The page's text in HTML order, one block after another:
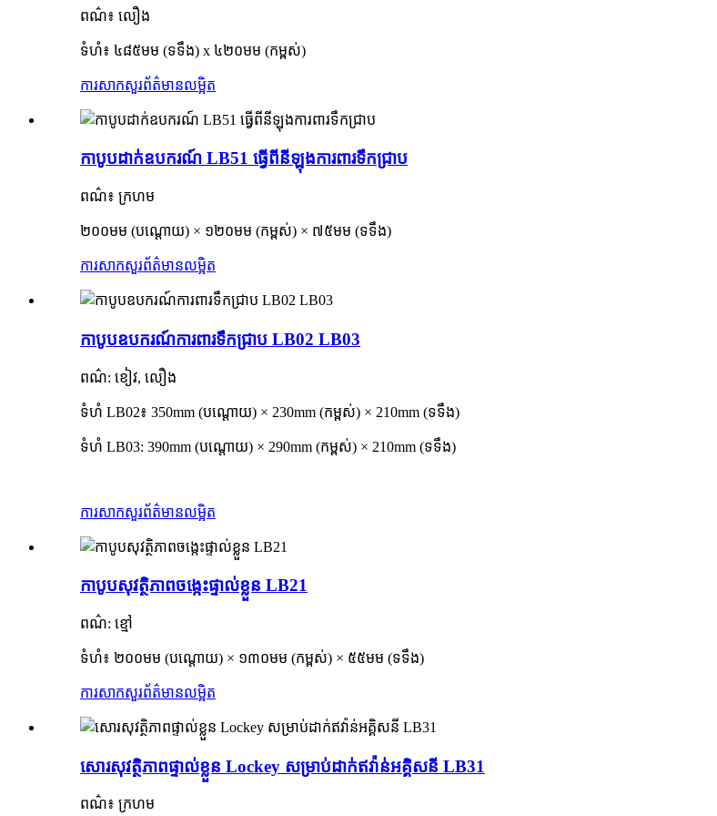
ពណ៌៖ លឿង
ទំហំ៖ ៤៨៥មម (ទទឹង) x ៤២០មម (កម្ពស់)
ការសាកសួរព័ត៌មានលម្អិត
កាបូបដាក់ឧបករណ៍ LB51 ធ្វើពីនីឡុងការពារទឹកជ្រាប
ពណ៌៖ ក្រហម
២០០មម (បណ្តោយ) × ១២០មម (កម្ពស់) × ៧៥មម (ទទឹង)
ការសាកសួរព័ត៌មានលម្អិត
កាបូបឧបករណ៍ការពារទឹកជ្រាប LB02 LB03
ពណ៌: ខៀវ, លឿង
ទំហំ LB02៖ 350mm (បណ្តោយ) × 230mm (កម្ពស់) × 210mm (ទទឹង)
ទំហំ LB03: 390mm (បណ្តោយ) × 290mm (កម្ពស់) × 210mm (ទទឹង)
ការសាកសួរព័ត៌មានលម្អិត
កាបូបសុវត្ថិភាពចង្កេះផ្ទាល់ខ្លួន LB21
ពណ៌: ខ្មៅ
ទំហំ៖ ២០០មម (បណ្តោយ) × ១៣០មម (កម្ពស់) × ៥៥មម (ទទឹង)
ការសាកសួរព័ត៌មានលម្អិត
សោរសុវត្ថិភាពផ្ទាល់ខ្លួន Lockey សម្រាប់ដាក់ឥវ៉ាន់អគ្គិសនី LB31
ពណ៌៖ ក្រហម